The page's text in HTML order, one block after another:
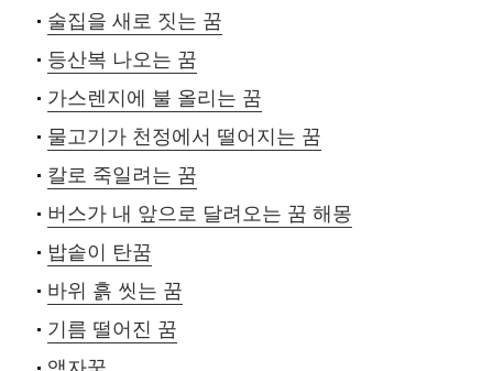
술집을 새로 짓는 꿈
등산복 나오는 꿈
가스렌지에 불 올리는 꿈
물고기가 천정에서 떨어지는 꿈
칼로 죽일려는 꿈
버스가 내 앞으로 달려오는 꿈 해몽
밥솥이 탄꿈
바위 흙 씻는 꿈
기름 떨어진 꿈